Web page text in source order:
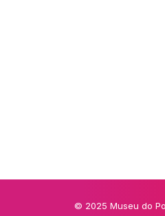
© 2025 Museu do